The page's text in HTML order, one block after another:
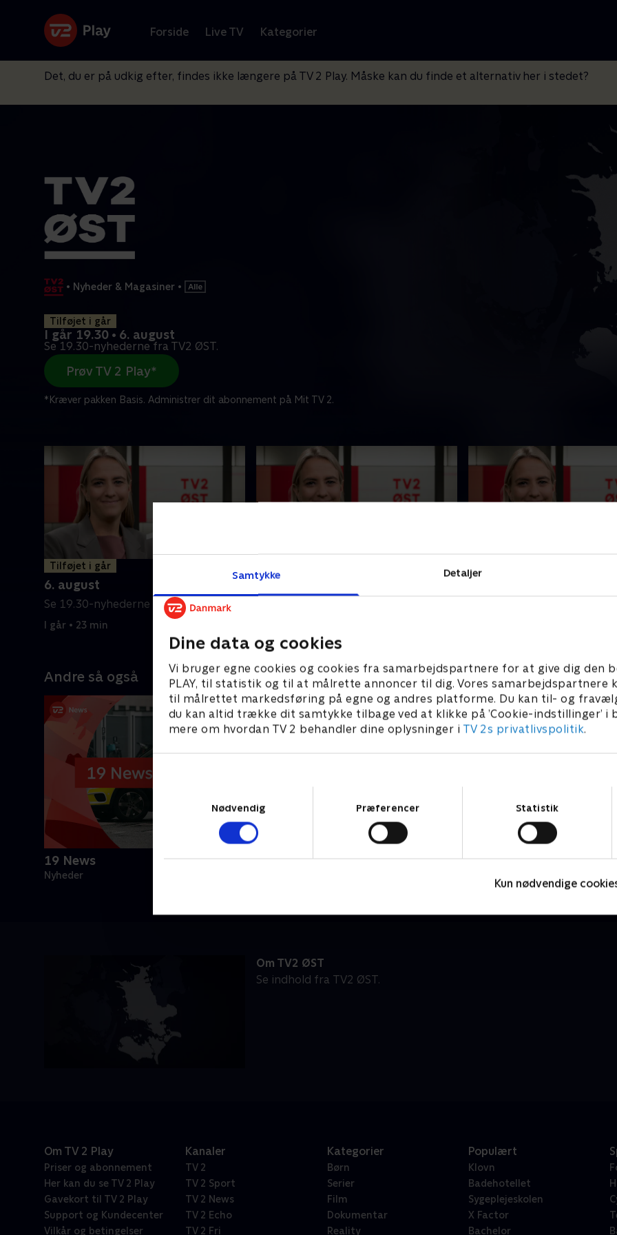
Samtykke Detaljer
Dine data og cookies
Vi bruger egne cookies og cookies fra samarbejdspartnere for at give dig den
PLAY, til statistik og til at målrette annoncer til dig. Vores samarbejdspartnere
til målrettet markedsføring på egne og andres platforme. Du kan til- og
du kan altid trække dit samtykke tilbage ved at klikke på ’Cookie-indstillinger’ i
mere om hvordan TV 2 behandler dine oplysninger i TV 2s privatlivspolitik.
Nødvendig
Præferencer Statistik
Kun nødvendige
Forside Live TV Kategorier
Det, du er på udkig efter, findes ikke længere på TV 2 Play. Måske kan du finde et alternativ her i stedet?
• Nyheder & Magasiner •
Tilføjet i går
I går 19.30 • 6. august
Se 19.30-nyhederne fra TV2 ØST.
Prøv TV 2 Play*
*Kræver pakken Basis. Administrer dit abonnement på Mit TV 2.
Tilføjet i går
6. august
Se 19.30-nyhederne fra TV2 ØST.
I går • 23 min
5. august
Se 19.30-nyhederne fra TV2 ØST.
4. august
Andre så også
19 News
Nyheder
Om TV2 ØST
Se indhold fra TV2 ØST.
Om TV 2 Play
Priser og abonnement
Her kan du se TV 2 Play
Gavekort til TV 2 Play
Support og Kundecenter
Vilkår og betingelser
Kanaler
TV 2
TV 2 Sport
TV 2 News
TV 2 Echo
TV 2 Fri
Kategorier
Børn
Serier
Film
Dokumentar
Reality
Populært
Klovn
Badehotellet
Sygeplejeskolen
X Factor
Bachelor